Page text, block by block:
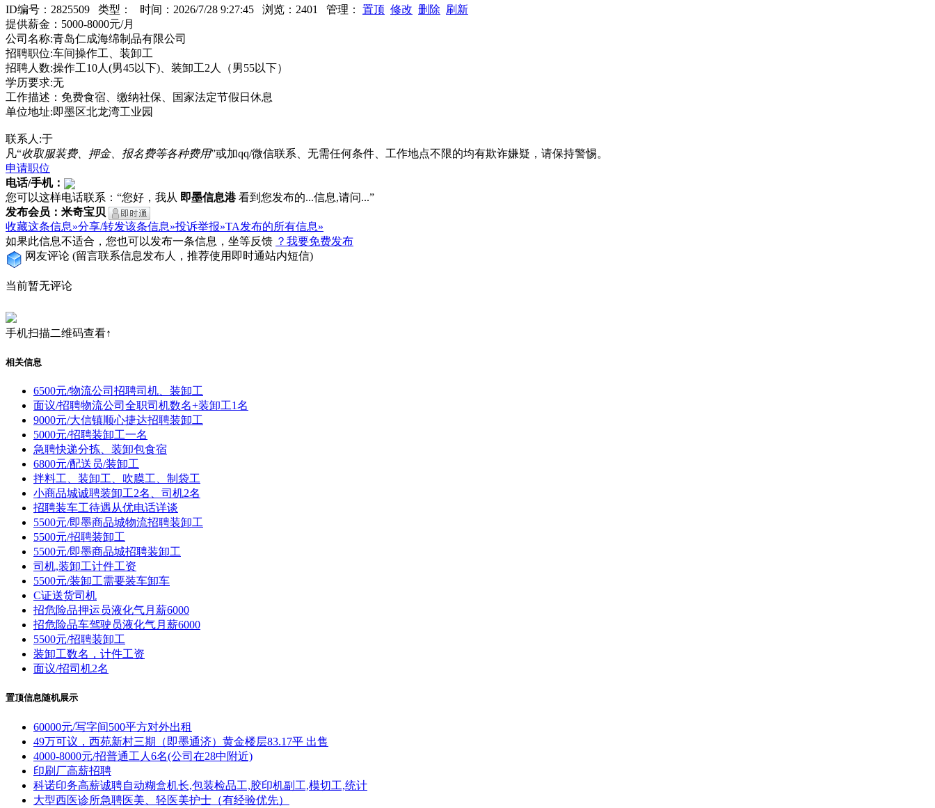
ID编号：2825509 类型： 时间：2026/7/28 9:27:45 浏览：2401 管理： 置顶 修改 删除 刷新
提供薪金：5000-8000元/月
公司名称:青岛仁成海绵制品有限公司
招聘职位:车间操作工、装卸工
招聘人数:操作工10人(男45以下)、装卸工2人（男55以下）
学历要求:无
工作描述：免费食宿、缴纳社保、国家法定节假日休息
单位地址:即墨区北龙湾工业园
联系人:于
凡“收取服装费、押金、报名费等各种费用”或加qq/微信联系、无需任何条件、工作地点不限的均有欺诈嫌疑，请保持警惕。
申请职位
电话/手机：
您可以这样电话联系：“您好，我从 即墨信息港看到您发布的...信息,请问...”
发布会员：米奇宝贝
收藏这条信息»分享/转发该条信息»投诉举报»TA发布的所有信息»
如果此信息不适合，您也可以发布一条信息，坐等反馈 ？我要免费发布
网友评论 (留言联系信息发布人，推荐使用即时通站内短信)
当前暂无评论
手机扫描二维码查看↑
相关信息
6500元/物流公司招聘司机、装卸工
面议/招聘物流公司全职司机数名+装卸工1名
9000元/大信镇顺心捷达招聘装卸工
5000元/招聘装卸工一名
急聘快递分拣、装卸包食宿
6800元/配送员/装卸工
拌料工、装卸工、吹膜工、制袋工
小商品城诚聘装卸工2名、司机2名
招聘装车工待遇从优电话详谈
5500元/即墨商品城物流招聘装卸工
5500元/招聘装卸工
5500元/即墨商品城招聘装卸工
司机,装卸工计件工资
5500元/装卸工需要装车卸车
C证送货司机
招危险品押运员液化气月薪6000
招危险品车驾驶员液化气月薪6000
5500元/招聘装卸工
装卸工数名，计件工资
面议/招司机2名
置顶信息随机展示
60000元/写字间500平方对外出租
49万可议，西苑新村三期（即墨通济）黄金楼层83.17平 出售
4000-8000元/招普通工人6名(公司在28中附近)
印刷厂高薪招聘
科诺印务高薪诚聘自动糊盒机长,包装检品工,胶印机副工,模切工,统计
大型西医诊所急聘医美、轻医美护士（有经验优先）